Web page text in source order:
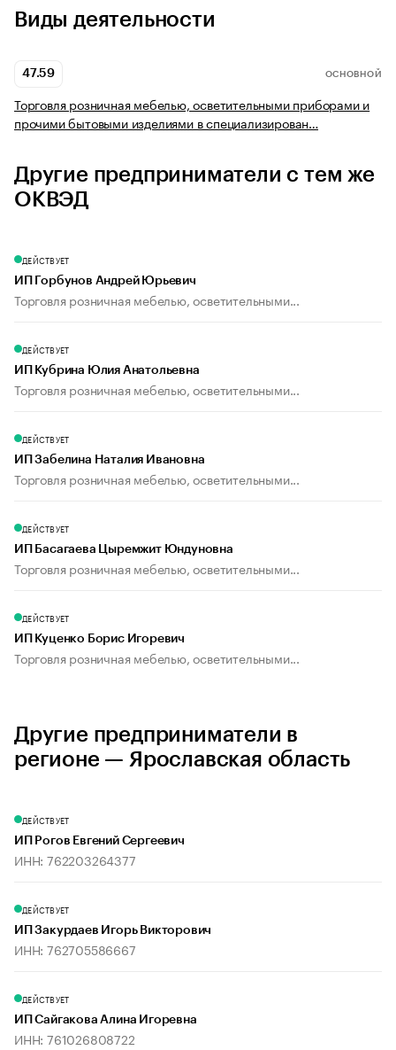
Виды деятельности
47.59 ОСНОВНОЙ
Торговля розничная мебелью, осветительными приборами и
прочими бытовыми изделиями в специализирован…
Другие предприниматели с тем же
ОКВЭД
ДЕЙСТВУЕТ
ИП Горбунов Андрей Юрьевич
Торговля розничная мебелью, осветительными...
ДЕЙСТВУЕТ
ИП Кубрина Юлия Анатольевна
Торговля розничная мебелью, осветительными...
ДЕЙСТВУЕТ
ИП Забелина Наталия Ивановна
Торговля розничная мебелью, осветительными...
ДЕЙСТВУЕТ
ИП Басагаева Цыремжит Юндуновна
Торговля розничная мебелью, осветительными...
ДЕЙСТВУЕТ
ИП Куценко Борис Игоревич
Торговля розничная мебелью, осветительными...
Другие предприниматели в
регионе — Ярославская область
ДЕЙСТВУЕТ
ИП Рогов Евгений Сергеевич
ИНН: 762203264377
ДЕЙСТВУЕТ
ИП Закурдаев Игорь Викторович
ИНН: 762705586667
ДЕЙСТВУЕТ
ИП Сайгакова Алина Игоревна
ИНН: 761026808722